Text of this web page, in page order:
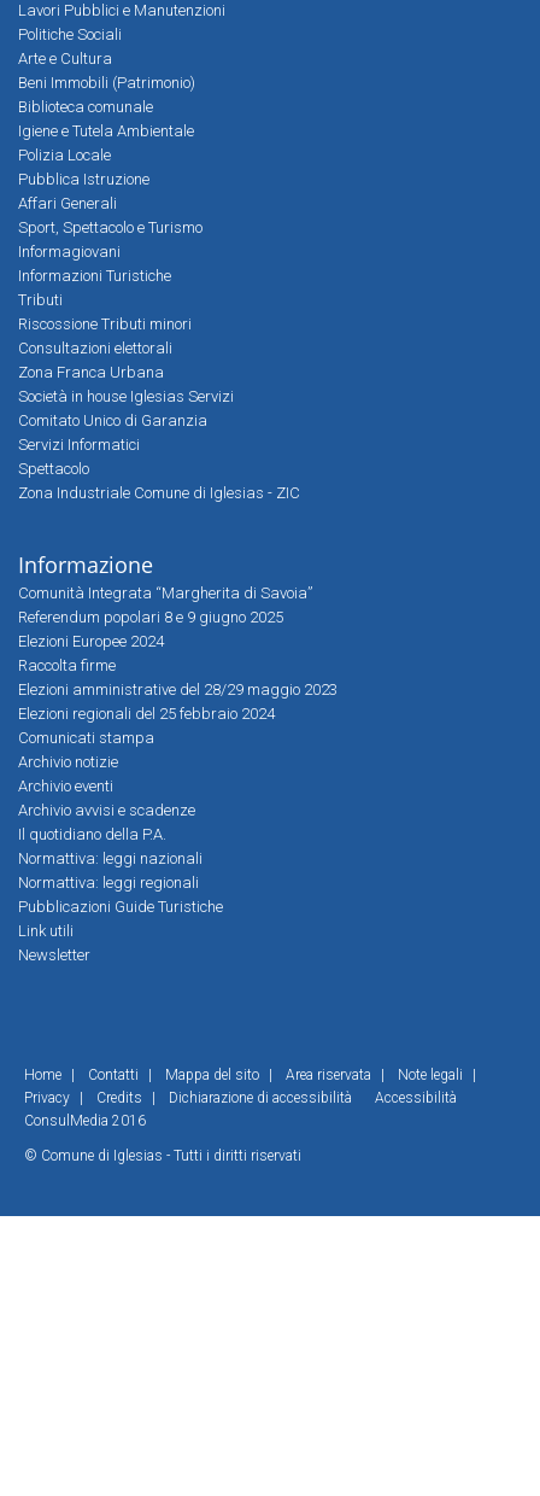
Lavori Pubblici e Manutenzioni
Politiche Sociali
Arte e Cultura
Beni Immobili (Patrimonio)
Biblioteca comunale
Igiene e Tutela Ambientale
Polizia Locale
Pubblica Istruzione
Affari Generali
Sport, Spettacolo e Turismo
Informagiovani
Informazioni Turistiche
Tributi
Riscossione Tributi minori
Consultazioni elettorali
Zona Franca Urbana
Società in house Iglesias Servizi
Comitato Unico di Garanzia
Servizi Informatici
Spettacolo
Zona Industriale Comune di Iglesias - ZIC
Informazione
Comunità Integrata “Margherita di Savoia”
Referendum popolari 8 e 9 giugno 2025
Elezioni Europee 2024
Raccolta firme
Elezioni amministrative del 28/29 maggio 2023
Elezioni regionali del 25 febbraio 2024
Comunicati stampa
Archivio notizie
Archivio eventi
Archivio avvisi e scadenze
Il quotidiano della P.A.
Normattiva: leggi nazionali
Normattiva: leggi regionali
Pubblicazioni Guide Turistiche
Link utili
Newsletter
Home Contatti Mappa del sito Area riservata Note legali
Privacy
Credits Dichiarazione di accessibilità
Accessibilità
ConsulMedia 2016
© Comune di Iglesias - Tutti i diritti riservati